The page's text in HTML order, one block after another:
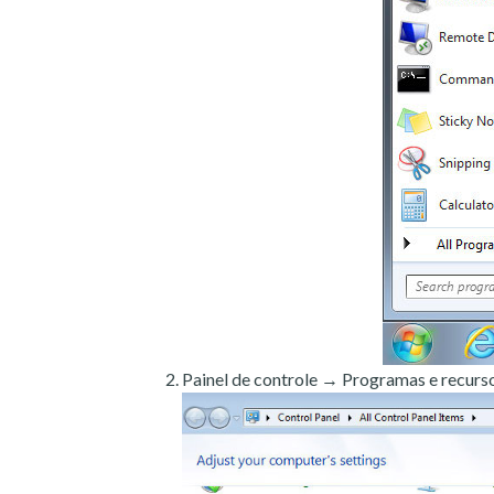
Painel de controle → Programas e